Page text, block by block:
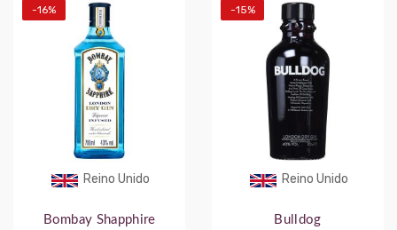
Reino Unido
-16%
Bombay Shapphire
Reino Unido
-15%
Bulldog